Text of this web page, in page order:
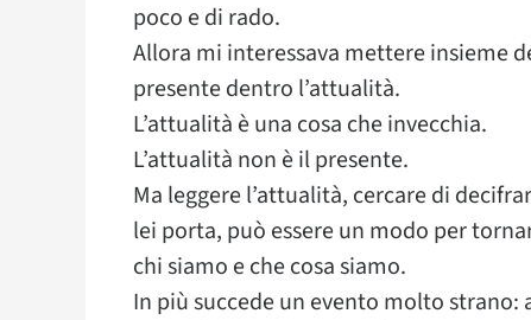
poco e di rado.
Allora mi interessava mettere insieme
presente dentro l’attualità.
L’attualità è una cosa che invecchia.
L’attualità non è il presente.
Ma leggere l’attualità, cercare di
lei porta, può essere un modo per
chi siamo e che cosa siamo.
In più succede un evento molto